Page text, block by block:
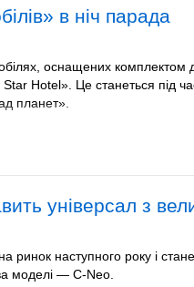
в ніч парада
оснащених комплектом
Hotel». Це станеться під
планет».
універсал з
ринок наступного року і стане
моделі — C-Neo.